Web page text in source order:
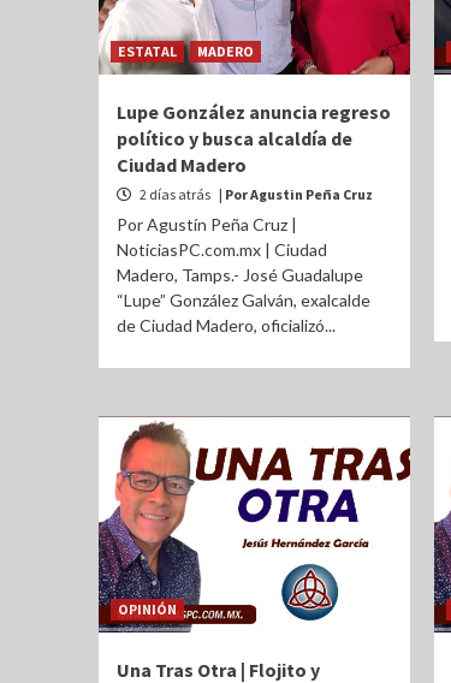
ESTATAL MADERO
Lupe González anuncia regreso
político y busca alcaldía de
Ciudad Madero
2 días atrás | Por Agustin Peña Cruz
Por Agustín Peña Cruz |
NoticiasPC.com.mx | Ciudad
Madero, Tamps.- José Guadalupe
“Lupe” González Galván, exalcalde
de Ciudad Madero, oficializó...
OPINIÓN
Una Tras Otra | Flojito y